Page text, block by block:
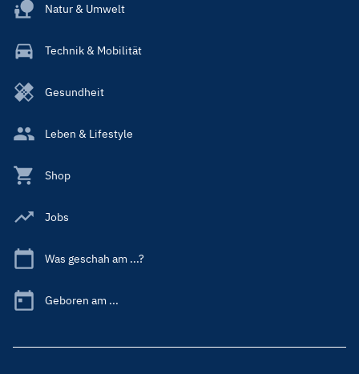
Natur & Umwelt
Technik & Mobilität
Gesundheit
Leben & Lifestyle
Shop
Jobs
Was geschah am ...?
Geboren am ...